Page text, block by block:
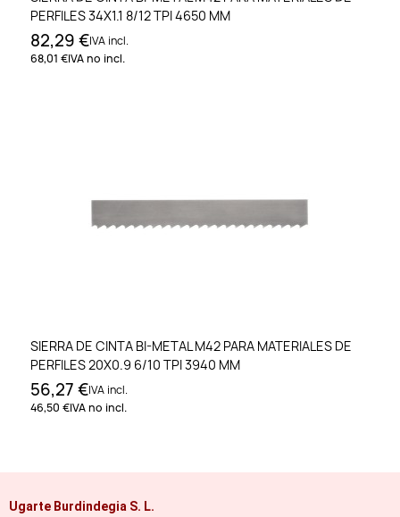
PERFILES 34X1.1 8/12 TPI 4650 MM
82,29 €IVA incl.
68,01 €IVA no incl.
SIERRA DE CINTA BI-METAL M42 PARA MATERIALES DE
PERFILES 20X0.9 6/10 TPI 3940 MM
56,27 €IVA incl.
46,50 €IVA no incl.
Ugarte Burdindegia S. L.